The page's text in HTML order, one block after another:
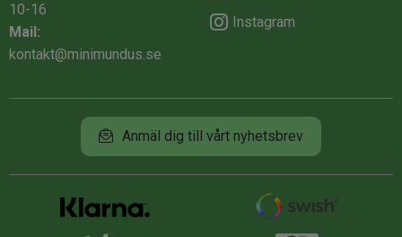
10-16
Mail:
kontakt@minimundus.se
Instagram
Anmäl dig till vårt nyhetsbrev